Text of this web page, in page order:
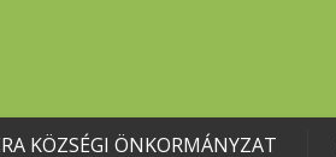
KÖZSÉGI ÖNKORMÁNYZAT